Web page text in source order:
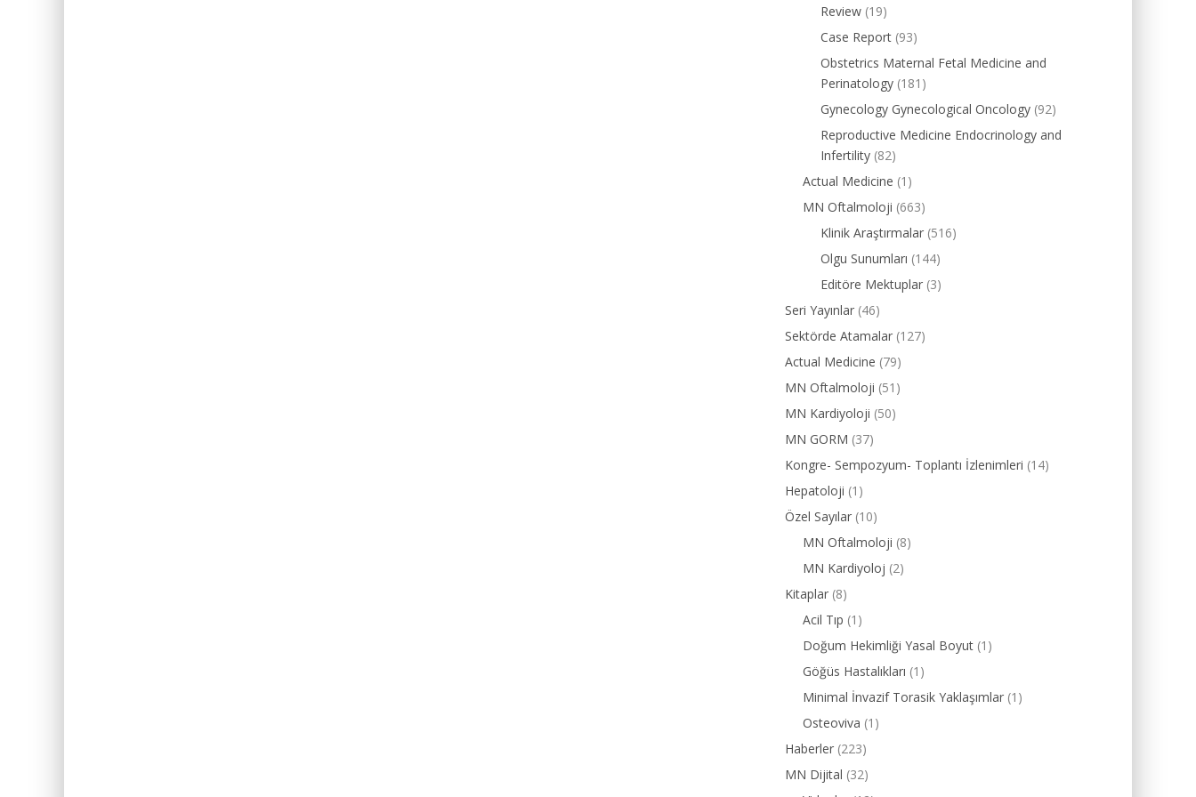
Review (19)
Case Report (93)
Obstetrics Maternal Fetal Medicine and
Perinatology (181)
Gynecology Gynecological Oncology (92)
Reproductive Medicine Endocrinology and
Infertility (82)
Actual Medicine (1)
MN Oftalmoloji (663)
Klinik Araştırmalar (516)
Olgu Sunumları (144)
Editöre Mektuplar (3)
Seri Yayınlar (46)
Sektörde Atamalar (127)
Actual Medicine (79)
MN Oftalmoloji (51)
MN Kardiyoloji (50)
MN GORM (37)
Kongre- Sempozyum- Toplantı İzlenimleri (14)
Hepatoloji (1)
Özel Sayılar (10)
MN Oftalmoloji (8)
MN Kardiyoloj (2)
Kitaplar (8)
Acil Tıp (1)
Doğum Hekimliği Yasal Boyut (1)
Göğüs Hastalıkları (1)
Minimal İnvazif Torasik Yaklaşımlar (1)
Osteoviva (1)
Haberler (223)
MN Dijital (32)